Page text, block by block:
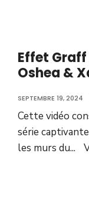
Effet
Oshea &
SEPTEMBRE 19, 2024
Cette vidéo
série
les murs du...